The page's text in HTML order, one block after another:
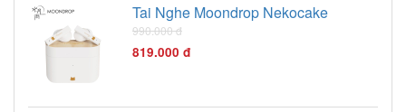
Tai Nghe Moondrop Nekocake
990.000 đ
819.000 đ